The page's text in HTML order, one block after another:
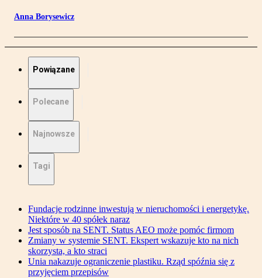
Anna Borysewicz
Powiązane
Polecane
Najnowsze
Tagi
Fundacje rodzinne inwestują w nieruchomości i energetykę.
Niektóre w 40 spółek naraz
Jest sposób na SENT. Status AEO może pomóc firmom
Zmiany w systemie SENT. Ekspert wskazuje kto na nich
skorzysta, a kto straci
Unia nakazuje ograniczenie plastiku. Rząd spóźnia się z
przyjęciem przepisów